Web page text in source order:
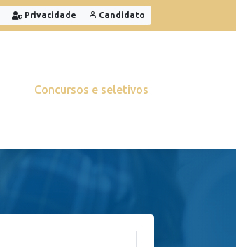
Privacidade Candidato
Concursos e seletivos